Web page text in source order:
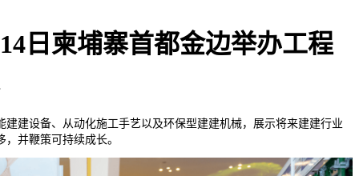
日柬埔寨首都金边举办工程
设备、从动化施工手艺以及环保型建建机械，展示将来建建行业
并鞭策可持续成长。